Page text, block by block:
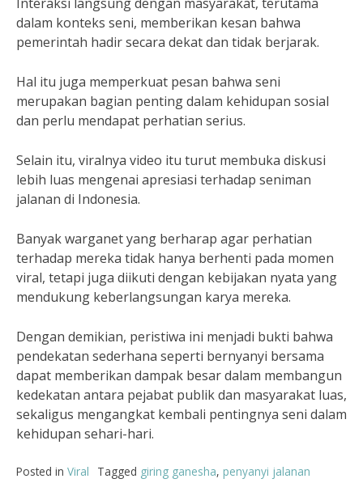
dalam konteks seni, memberikan kesan bahwa
pemerintah hadir secara dekat dan tidak berjarak.
Hal itu juga memperkuat pesan bahwa seni
merupakan bagian penting dalam kehidupan sosial
dan perlu mendapat perhatian serius.
Selain itu, viralnya video itu turut membuka diskusi
lebih luas mengenai apresiasi terhadap seniman
jalanan di Indonesia.
Banyak warganet yang berharap agar perhatian
terhadap mereka tidak hanya berhenti pada momen
viral, tetapi juga diikuti dengan kebijakan nyata yang
mendukung keberlangsungan karya mereka.
Dengan demikian, peristiwa ini menjadi bukti bahwa
pendekatan sederhana seperti bernyanyi bersama
dapat memberikan dampak besar dalam membangun
kedekatan antara pejabat publik dan masyarakat luas,
sekaligus mengangkat kembali pentingnya seni dalam
kehidupan sehari-hari.
Posted in Viral Tagged giring ganesha, penyanyi jalanan